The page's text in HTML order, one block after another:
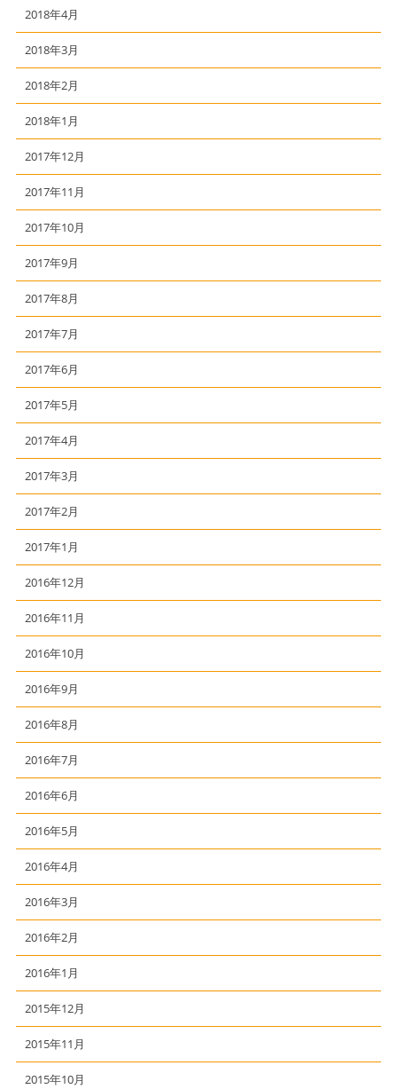
2018年4月
2018年3月
2018年2月
2018年1月
2017年12月
2017年11月
2017年10月
2017年9月
2017年8月
2017年7月
2017年6月
2017年5月
2017年4月
2017年3月
2017年2月
2017年1月
2016年12月
2016年11月
2016年10月
2016年9月
2016年8月
2016年7月
2016年6月
2016年5月
2016年4月
2016年3月
2016年2月
2016年1月
2015年12月
2015年11月
2015年10月